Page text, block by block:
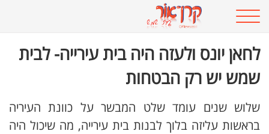
לחאן יונס ולעזה היה בית עירייה- לבית
שמש יש רק הבטחות
שלוש שנים עומד שלט המבשר על כוונת העיריה
בראשות עליזה בלוך לבנות בית עירייה, מה שיכול היה